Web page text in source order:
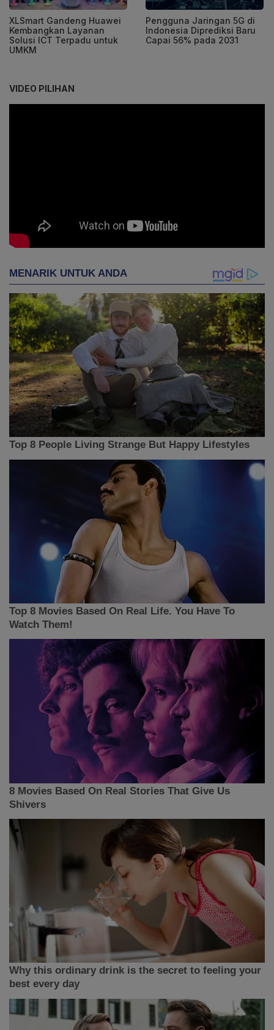
XLSmart Gandeng Huawei
Kembangkan Layanan
Solusi ICT Terpadu untuk
UMKM
Pengguna Jaringan 5G di
Indonesia Diprediksi Baru
Capai 56% pada 2031
VIDEO PILIHAN